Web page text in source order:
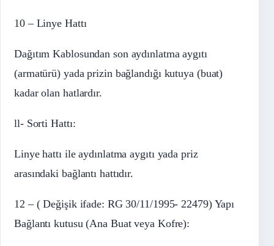
10 – Linye Hattı
Dağıtım Kablosundan son aydınlatma aygıtı
(armatürü) yada prizin bağlandığı kutuya (buat)
kadar olan hatlardır.
ll- Sorti Hattı:
Linye hattı ile aydınlatma aygıtı yada priz
arasındaki bağlantı hattıdır.
12 – ( Değişik ifade: RG 30/11/1995- 22479) Yapı
Bağlantı kutusu (Ana Buat veya Kofre):